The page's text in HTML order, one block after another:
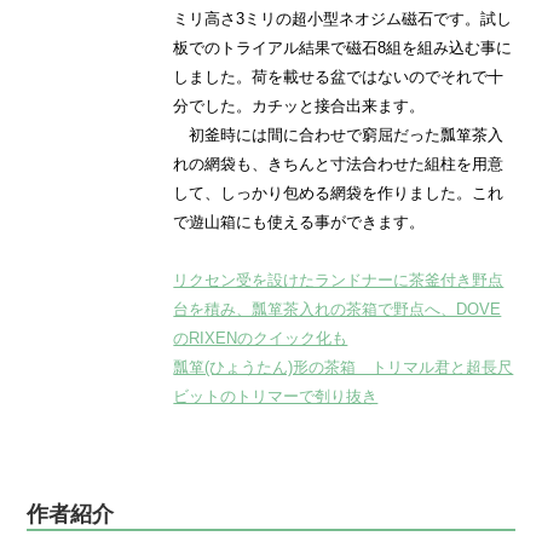
ミリ高さ3ミリの超小型ネオジム磁石です。試し
板でのトライアル結果で磁石8組を組み込む事に
しました。荷を載せる盆ではないのでそれで十
分でした。カチッと接合出来ます。
初釜時には間に合わせで窮屈だった瓢箪茶入
れの網袋も、きちんと寸法合わせた組柱を用意
して、しっかり包める網袋を作りました。これ
で遊山箱にも使える事ができます。
リクセン受を設けたランドナーに茶釜付き野点
台を積み、瓢箪茶入れの茶箱で野点へ、DOVE
のRIXENのクイック化も
瓢箪(ひょうたん)形の茶箱 トリマル君と超長尺
ビットのトリマーで刳り抜き
作者紹介